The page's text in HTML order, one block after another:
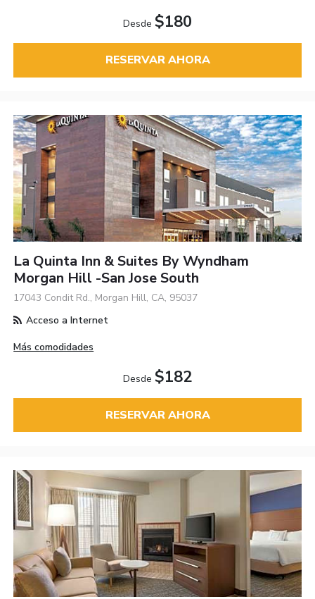
Desde $180
RESERVAR AHORA
La Quinta Inn & Suites By Wyndham
Morgan Hill -San Jose South
17043 Condit Rd., Morgan Hill, CA, 95037
Acceso a Internet
Más comodidades
Desde $182
RESERVAR AHORA